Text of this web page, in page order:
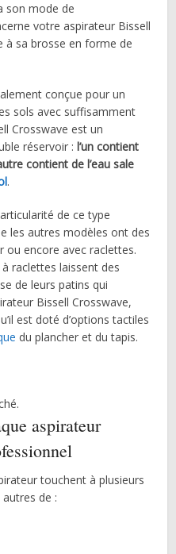
son mode de
votre aspirateur Bissell
à sa brosse en forme de
conçue pour un
sols avec suffisamment
Crosswave est un
réservoir : l’un contient
contient de l’eau sale
.
de ce type
les autres modèles ont des
ou encore avec raclettes.
raclettes laissent des
de leurs patins qui
Bissell Crosswave,
est doté d’options tactiles
du plancher et du tapis.
aspirateur
touchent à plusieurs
autres de :